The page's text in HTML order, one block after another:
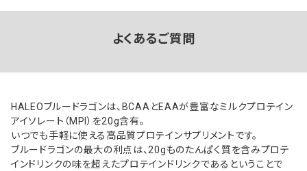
よくあるご質問
HALEOブルードラゴンは、BCAAとEAAが豊富なミルクプロテイン
アイソレート（MPI）を20g含有。
いつでも手軽に使える高品質プロテインサプリメントです。
ブルードラゴンの最大の利点は、20gものたんぱく質を含みプロテ
インドリンクの味を超えたプロテインドリンクであるということで